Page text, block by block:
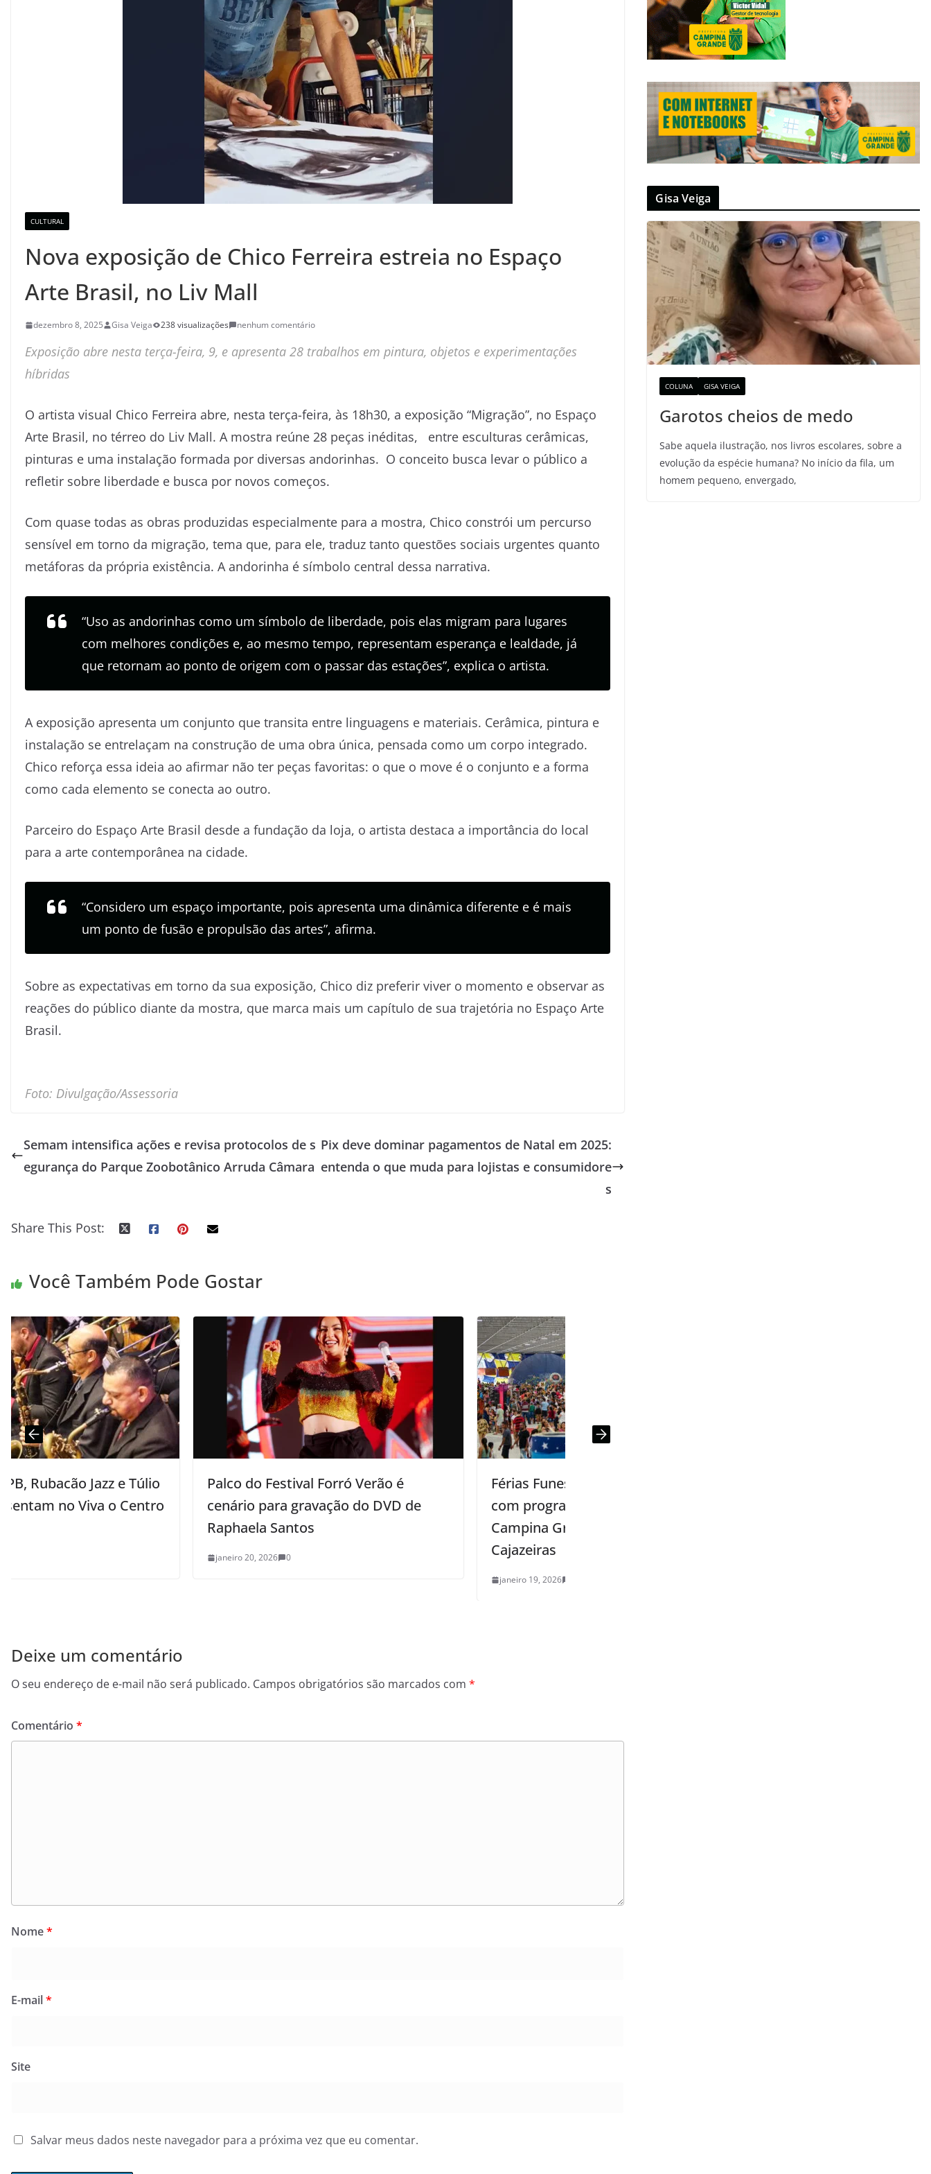
CULTURAL
Nova exposição de Chico Ferreira estreia no Espaço
Arte Brasil, no Liv Mall
dezembro 8, 2025 Gisa Veiga 238 visualizações nenhum comentário
Exposição abre nesta terça-feira, 9, e apresenta 28 trabalhos em pintura, objetos e experimentações
híbridas
O artista visual Chico Ferreira abre, nesta terça-feira, às 18h30, a exposição “Migração”, no Espaço
Arte Brasil, no térreo do Liv Mall. A mostra reúne 28 peças inéditas, entre esculturas cerâmicas,
pinturas e uma instalação formada por diversas andorinhas. O conceito busca levar o público a
refletir sobre liberdade e busca por novos começos.
Com quase todas as obras produzidas especialmente para a mostra, Chico constrói um percurso
sensível em torno da migração, tema que, para ele, traduz tanto questões sociais urgentes quanto
metáforas da própria existência. A andorinha é símbolo central dessa narrativa.
“Uso as andorinhas como um símbolo de liberdade, pois elas migram para lugares
com melhores condições e, ao mesmo tempo, representam esperança e lealdade, já
que retornam ao ponto de origem com o passar das estações”, explica o artista.
A exposição apresenta um conjunto que transita entre linguagens e materiais. Cerâmica, pintura e
instalação se entrelaçam na construção de uma obra única, pensada como um corpo integrado.
Chico reforça essa ideia ao afirmar não ter peças favoritas: o que o move é o conjunto e a forma
como cada elemento se conecta ao outro.
Parceiro do Espaço Arte Brasil desde a fundação da loja, o artista destaca a importância do local
para a arte contemporânea na cidade.
“Considero um espaço importante, pois apresenta uma dinâmica diferente e é mais
um ponto de fusão e propulsão das artes”, afirma.
Sobre as expectativas em torno da sua exposição, Chico diz preferir viver o momento e observar as
reações do público diante da mostra, que marca mais um capítulo de sua trajetória no Espaço Arte
Brasil.
Foto: Divulgação/Assessoria
Semam intensifica ações e revisa protocolos de s
egurança do Parque Zoobotânico Arruda Câmara
Pix deve dominar pagamentos de Natal em 2025:
entenda o que muda para lojistas e consumidore
s
Share This Post:
Você Também Pode Gostar
Palco do Festival Forró Verão é
cenário para gravação do DVD de
Férias Funesc começa nesta segunda
com programação em João Pessoa,
Campina Grande, Cabedelo e
Deixe um comentário
O seu endereço de e-mail não será publicado. Campos obrigatórios são marcados com *
Comentário *
Nome*
E-mail*
Site
Salvar meus dados neste navegador para a próxima vez que eu comentar.
Gisa Veiga
COLUNA GISA VEIGA
Garotos cheios de medo
Sabe aquela ilustração, nos livros escolares, sobre a
evolução da espécie humana? No início da fila, um
homem pequeno, envergado,